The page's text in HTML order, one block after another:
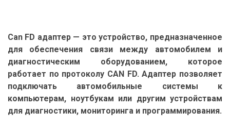
Can FD адаптер — это устройство, предназначенное
для обеспечения связи между автомобилем и
диагностическим оборудованием, которое
работает по протоколу CAN FD. Адаптер позволяет
подключать автомобильные системы к
компьютерам, ноутбукам или другим устройствам
для диагностики, мониторинга и программирования.